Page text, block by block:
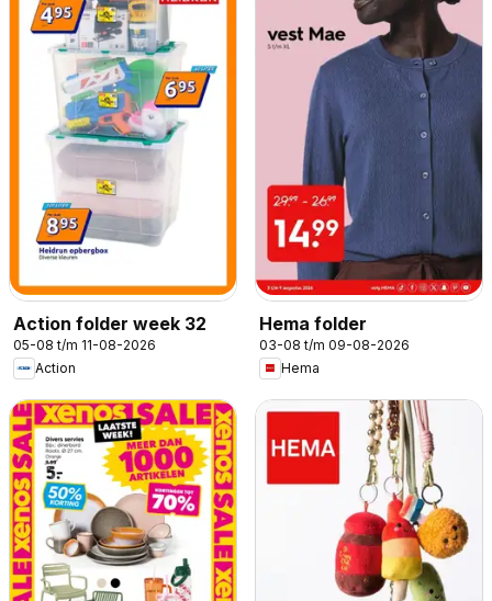
Action folder week 32
05-08 t/m 11-08-2026
Action
Hema folder
03-08 t/m 09-08-2026
Hema